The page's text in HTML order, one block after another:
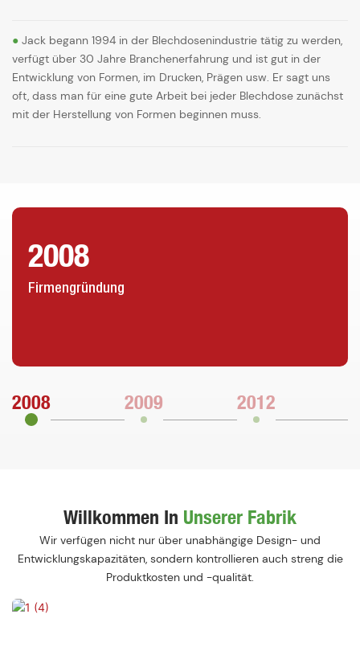
● Jack begann 1994 in der Blechdosenindustrie tätig zu werden,
verfügt über 30 Jahre Branchenerfahrung und ist gut in der
Entwicklung von Formen, im Drucken, Prägen usw. Er sagt uns
oft, dass man für eine gute Arbeit bei jeder Blechdose zunächst
mit der Herstellung von Formen beginnen muss.
2008
Firmengründung
2008 2009 2012
Willkommen In Unserer Fabrik
Wir verfügen nicht nur über unabhängige Design- und
Entwicklungskapazitäten, sondern kontrollieren auch streng die
Produktkosten und -qualität.